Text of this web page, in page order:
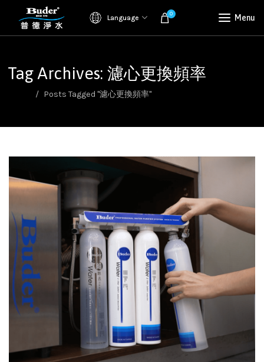
Language 0 Menu
Tag Archives: 濾心更換頻率
Posts Tagged "濾心更換頻率"